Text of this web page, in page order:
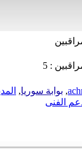
: 5
,بوابة سوريا ,
الفنى